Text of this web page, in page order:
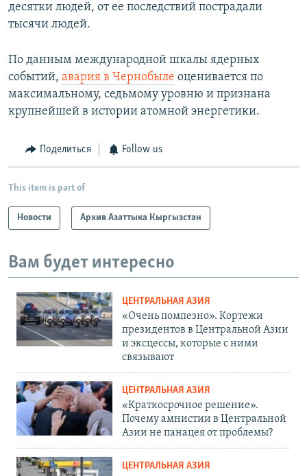
десятки людей, от ее последствий пострадали
тысячи людей.
По данным международной шкалы ядерных
событий, авария в Чернобыле оценивается по
максимальному, седьмому уровню и признана
крупнейшей в истории атомной энергетики.
Поделиться Follow us
This item is part of
Новости Архив Азаттыка Кыргызстан
Вам будет интересно
ЦЕНТРАЛЬНАЯ АЗИЯ
«Очень помпезно». Кортежи
президентов в Центральной Азии
и эксцессы, которые с ними
связывают
ЦЕНТРАЛЬНАЯ АЗИЯ
«Краткосрочное решение».
Почему амнистии в Центральной
Азии не панацея от проблемы?
ЦЕНТРАЛЬНАЯ АЗИЯ